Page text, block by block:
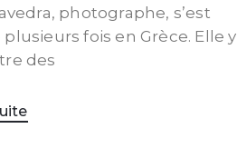
photographe, s’est
fois en Grèce. Elle y
des